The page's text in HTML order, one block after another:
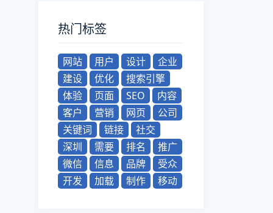
热门标签
网站 用户 设计
企业
建设
优化
搜索引擎
体验
页面 SEO
内容
客户
营销 网页
公司
关键词
链接
社交
深圳
需要 排名
推广
微信
信息 品牌
受众
开发
加载 制作 移动